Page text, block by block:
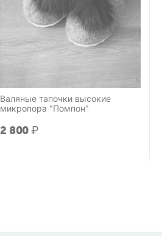
Валяные тапочки высокие
микропора "Помпон"
2 800₽